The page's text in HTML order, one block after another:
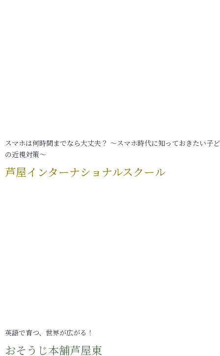
スマホは何時間までなら大丈夫？ ～スマホ時代に知っておきたい子
の近視対策～
芦屋インターナショナルスクール
英語で育つ、世界が広がる！
おそうじ本舗芦屋東